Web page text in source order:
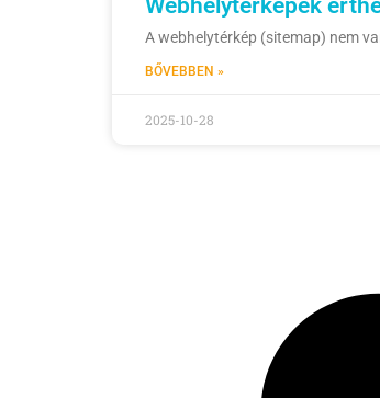
A webhelytérkép (sitemap) nem
BŐVEBBEN »
2025-10-28